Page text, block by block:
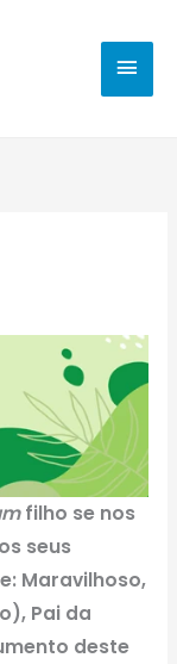
filho se nos
seus
Maravilhoso,
Pai da
deste